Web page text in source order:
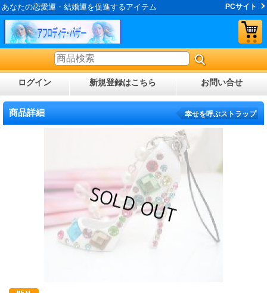
あなたの恋愛運・結婚運を促進するアイテム PCサイト
ログイン 新規登録はこちら お問い合せ
商品詳細 幸せを呼ぶストラップ